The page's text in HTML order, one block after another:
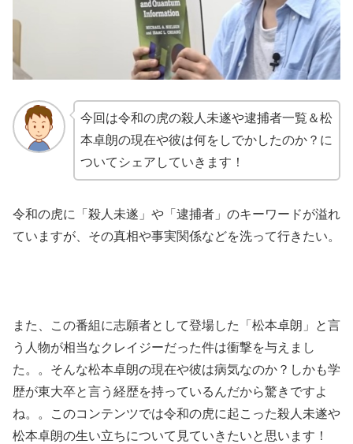
今回は令和の虎の殺人未遂や逮捕者一覧＆松
本卓朗の現在や彼は何をしでかしたのか？に
ついてシェアしていきます！
令和の虎に「殺人未遂」や「逮捕者」のキーワードが溢れ
ていますが、その真相や事実関係などを洗って行きたい。
また、この番組に志願者として登場した「松本卓朗」と言
う人物が相当なクレイジーだった件は衝撃を与えまし
た。。そんな松本卓朗の現在や彼は病気なのか？しかも学
歴が東大卒と言う経歴を持っているんだから驚きですよ
ね。。このコンテンツでは令和の虎に起こった殺人未遂や
松本卓朗の生い立ちについて見ていきたいと思います！